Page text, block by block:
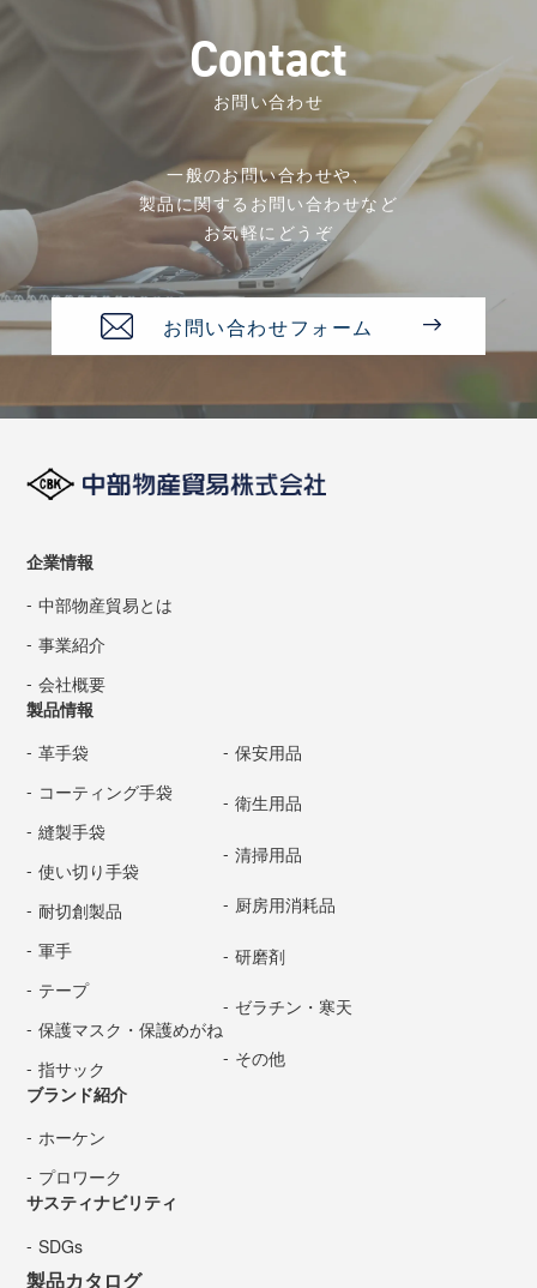
Contact
お問い合わせ
一般のお問い合わせや、
製品に関するお問い合わせなど
お気軽にどうぞ
お問い合わせフォーム
企業情報
中部物産貿易とは
事業紹介
会社概要
製品情報
革手袋
コーティング手袋
縫製手袋
使い切り手袋
耐切創製品
軍手
テープ
保護マスク・保護めがね
指サック
保安用品
衛生用品
清掃用品
厨房用消耗品
研磨剤
ゼラチン・寒天
その他
ブランド紹介
ホーケン
プロワーク
サスティナビリティ
SDGs
製品カタログ